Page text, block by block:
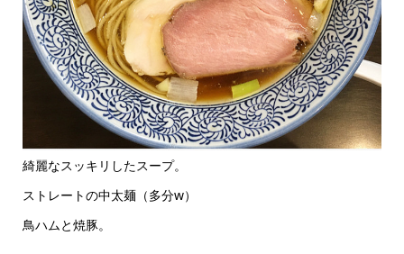
綺麗なスッキリしたスープ。
ストレートの中太麺（多分w）
鳥ハムと焼豚。